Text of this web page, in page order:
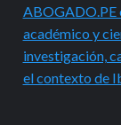
ABOGADO.PE
académico y
investigación,
el contexto de